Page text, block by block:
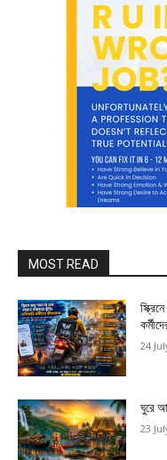
MOST READ
24
ঘুরে
23